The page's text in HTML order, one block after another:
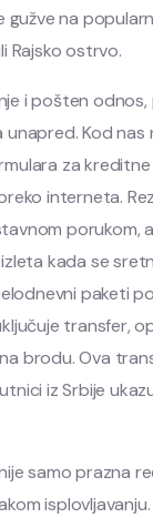
gužve na
Rajsko ostrvo.
i pošten odnos,
unapred. Kod
za
interneta.
porukom,
kada se
paketi
transfer,
brodu. Ova
iz Srbije
samo prazna